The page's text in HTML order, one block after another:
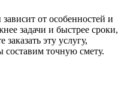
зависит от особенностей и
задачи и быстрее сроки,
заказать эту услугу,
составим точную смету.